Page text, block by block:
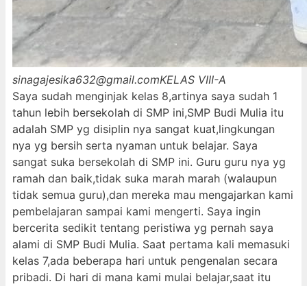
sinagajesika632@gmail.comKELAS VIII-A
Saya sudah menginjak kelas 8,artinya saya sudah 1
tahun lebih bersekolah di SMP ini,SMP Budi Mulia itu
adalah SMP yg disiplin nya sangat kuat,lingkungan
nya yg bersih serta nyaman untuk belajar. Saya
sangat suka bersekolah di SMP ini. Guru guru nya yg
ramah dan baik,tidak suka marah marah (walaupun
tidak semua guru),dan mereka mau mengajarkan kami
pembelajaran sampai kami mengerti. Saya ingin
bercerita sedikit tentang peristiwa yg pernah saya
alami di SMP Budi Mulia. Saat pertama kali memasuki
kelas 7,ada beberapa hari untuk pengenalan secara
pribadi. Di hari di mana kami mulai belajar,saat itu